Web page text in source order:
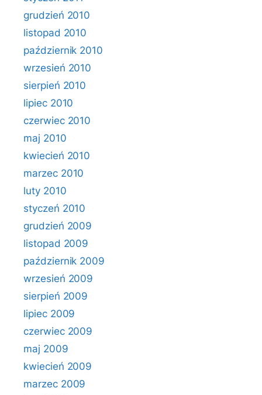
grudzień 2010
listopad 2010
październik 2010
wrzesień 2010
sierpień 2010
lipiec 2010
czerwiec 2010
maj 2010
kwiecień 2010
marzec 2010
luty 2010
styczeń 2010
grudzień 2009
listopad 2009
październik 2009
wrzesień 2009
sierpień 2009
lipiec 2009
czerwiec 2009
maj 2009
kwiecień 2009
marzec 2009